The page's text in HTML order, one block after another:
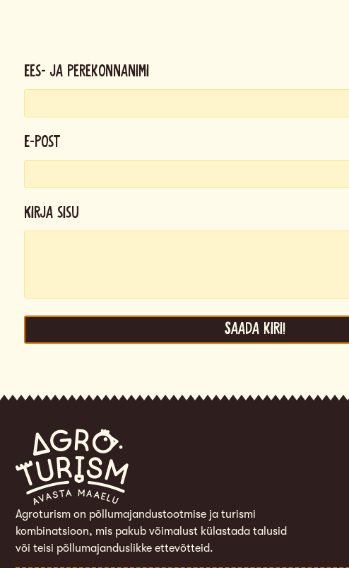
Ees- ja perekonnanimi
E-post
Kirja sisu
Saada kiri!
Agroturism on põllumajandustootmise ja turismi
kombinatsioon, mis pakub võimalust külastada talusid
või teisi põllumajanduslikke ettevõtteid.